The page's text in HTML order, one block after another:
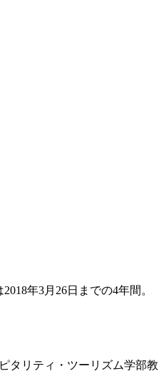
年3月26日までの4年間。
タリティ・ツーリズム学部教